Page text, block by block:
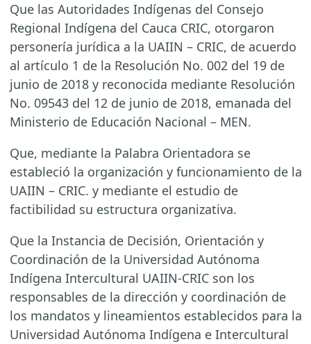
Que las Autoridades Indígenas del Consejo
Regional Indígena del Cauca CRIC, otorgaron
personería jurídica a la UAIIN – CRIC, de acuerdo
al artículo 1 de la Resolución No. 002 del 19 de
junio de 2018 y reconocida mediante Resolución
No. 09543 del 12 de junio de 2018, emanada del
Ministerio de Educación Nacional – MEN.
Que, mediante la Palabra Orientadora se
estableció la organización y funcionamiento de la
UAIIN – CRIC. y mediante el estudio de
factibilidad su estructura organizativa.
Que la Instancia de Decisión, Orientación y
Coordinación de la Universidad Autónoma
Indígena Intercultural UAIIN-CRIC son los
responsables de la dirección y coordinación de
los mandatos y lineamientos establecidos para la
Universidad Autónoma Indígena e Intercultural